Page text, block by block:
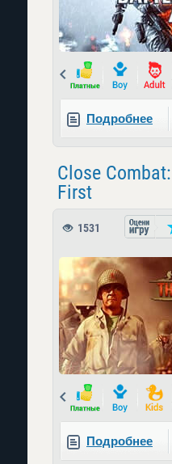
Prev
Подробнее
Close
First
1531
Prev
Подробнее